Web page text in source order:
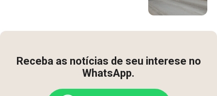
Receba as notícias de seu interese no
WhatsApp.